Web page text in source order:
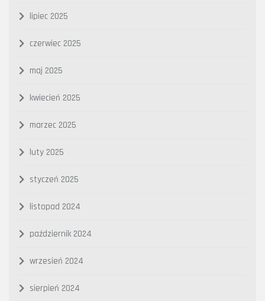
lipiec 2025
czerwiec 2025
maj 2025
kwiecień 2025
marzec 2025
luty 2025
styczeń 2025
listopad 2024
październik 2024
wrzesień 2024
sierpień 2024